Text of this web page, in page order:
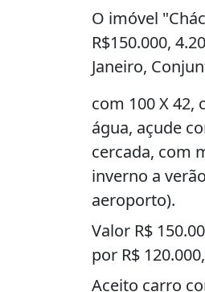
O imóvel
R$150.000,
Janeiro,
com 100 X 42,
água, açude
cercada, com
inverno a
aeroporto).
Valor R$
por R$
Aceito carro